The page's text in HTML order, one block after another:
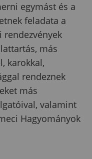
egymást és a
feladata a
rendezvények
más
karokkal,
rendeznek
más
valamint
Hagyományok